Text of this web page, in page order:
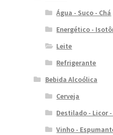
Água - Suco - Chá
Energético -
Leite
Refrigerante
Bebida Alcoólica
Cerveja
Destilado - Licor
Vinho -